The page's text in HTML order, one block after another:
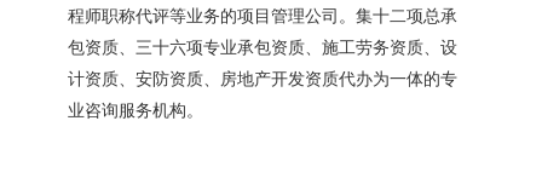
程师职称代评等业务的项目管理公司。集十二项总承
包资质、三十六项专业承包资质、施工劳务资质、设
计资质、安防资质、房地产开发资质代办为一体的专
业咨询服务机构。